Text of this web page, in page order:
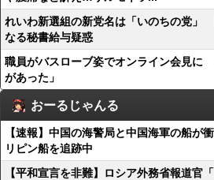
れいわ新選組の新党名は「いのちの党
なる秘書給与疑惑
職員がバスローブ姿でオンライン会見に
があった」
おーるじゃんる
【速報】中国の海警局と中国海軍の船が
リピン船を追跡中
【平和宣言を非難】ロシア外務省報道官